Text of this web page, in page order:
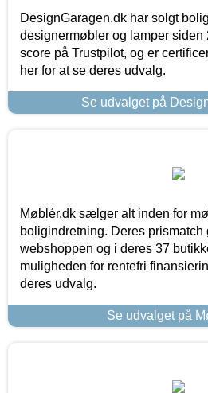
DesignGaragen.dk har solgt
designermøbler og lamper siden
score på Trustpilot, og er
her for at se deres udvalg.
Se udvalget på
Møblér.dk sælger alt inden for
boligindretning. Deres
webshoppen og i deres 37
muligheden for rentefri
deres udvalg.
Se udvalget på